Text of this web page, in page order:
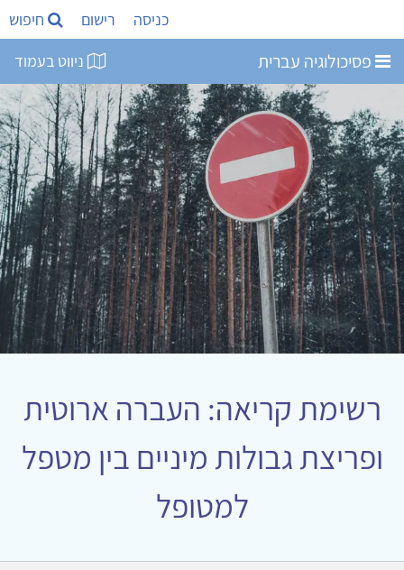
כניסה רישום חיפוש
פסיכולוגיה עברית ניווט בעמוד
רשימת קריאה: העברה ארוטית
ופריצת גבולות מיניים בין מטפל
למטופל